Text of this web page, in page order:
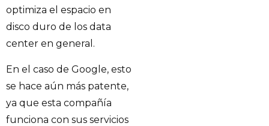
optimiza el espacio en
disco duro de los data
center en general.
En el caso de Google, esto
se hace aún más patente,
ya que esta compañía
funciona con sus servicios